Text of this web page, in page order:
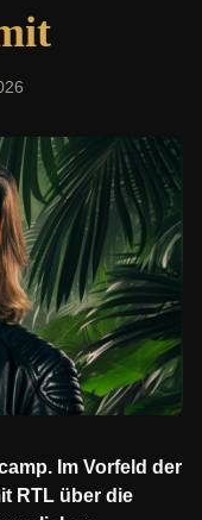
Im Vorfeld der
RTL über die